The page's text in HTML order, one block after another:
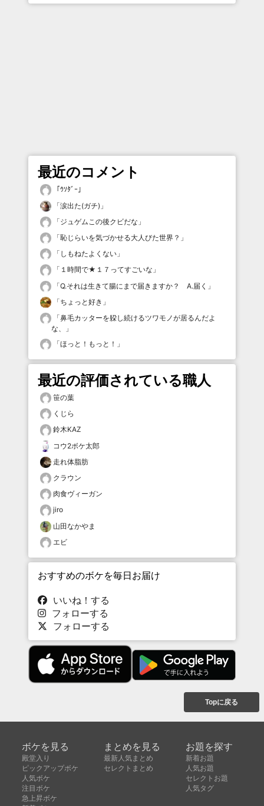
最近のコメント
「ｳｿﾀﾞｰ 」
「涙出た(ガチ) 」
「ジュゲムこの後クビだな 」
「恥じらいを気づかせる大人びた世界？ 」
「 しもねたよくない 」
「 １時間で★１７ってすごいな 」
「Q.それは生きて腸にまで届きますか？ A.届く 」
「ちょっと好き 」
「鼻毛カッターを躱し続けるツワモノが居るんだよ
な、
」
「ほっと！もっと！ 」
最近の評価されている職人
笹の葉
くじら
鈴木KAZ
コウ2ボケ太郎
走れ体脂肪
クラウン
肉食ヴィーガン
jiro
山田なかやま
エビ
おすすめのボケを毎日お届け
いいね！する
フォローする
フォローする
Topに戻る
ボケを見る
殿堂入り
ピックアップボケ
人気ボケ
注目ボケ
急上昇ボケ
まとめを見る
最新人気まとめ
セレクトまとめ
お題を探す
新着お題
人気お題
セレクトお題
人気タグ